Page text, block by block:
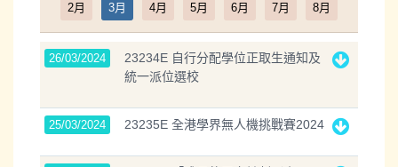
2月 3月 4月 5月 6月 7月 8月
26/03/2024
23234E 自行分配學位正取生通知及
統一派位選校
25/03/2024 23235E 全港學界無人機挑戰賽2024